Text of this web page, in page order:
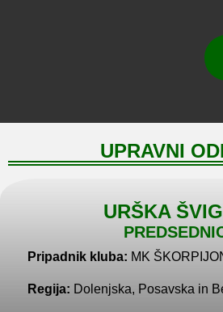
UPRAVNI
URŠKA
Pripadnik kluba: MK
Regija: Dolenjska, Posavska in